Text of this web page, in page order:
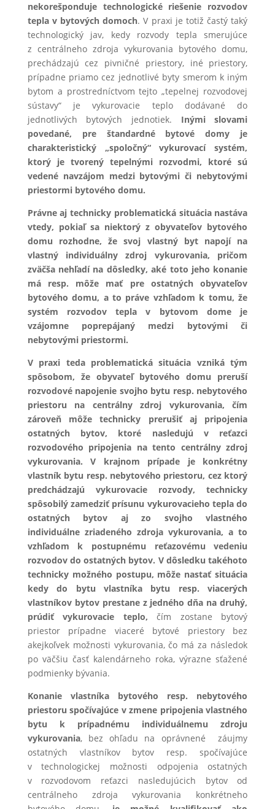
nekorešponduje technologické riešenie rozvodov
tepla v bytových domoch. V praxi je totiž častý taký
technologický jav, kedy rozvody tepla smerujúce
z centrálneho zdroja vykurovania bytového domu,
prechádzajú cez pivničné priestory, iné priestory,
prípadne priamo cez jednotlivé byty smerom k iným
bytom a prostredníctvom tejto „tepelnej rozvodovej
sústavy“ je vykurovacie teplo dodávané do
jednotlivých bytových jednotiek. Inými slovami
povedané, pre štandardné bytové domy je
charakteristický „spoločný“ vykurovací systém,
ktorý je tvorený tepelnými rozvodmi, ktoré sú
vedené navzájom medzi bytovými či nebytovými
priestormi bytového domu.
Právne aj technicky problematická situácia nastáva
vtedy, pokiaľ sa niektorý z obyvateľov bytového
domu rozhodne, že svoj vlastný byt napojí na
vlastný individuálny zdroj vykurovania, pričom
zväčša nehľadí na dôsledky, aké toto jeho konanie
má resp. môže mať pre ostatných obyvateľov
bytového domu, a to práve vzhľadom k tomu, že
systém rozvodov tepla v bytovom dome je
vzájomne poprepájaný medzi bytovými či
nebytovými priestormi.
V praxi teda problematická situácia vzniká tým
spôsobom, že obyvateľ bytového domu preruší
rozvodové napojenie svojho bytu resp. nebytového
priestoru na centrálny zdroj vykurovania, čím
zároveň môže technicky prerušiť aj pripojenia
ostatných bytov, ktoré nasledujú v reťazci
rozvodového pripojenia na tento centrálny zdroj
vykurovania. V krajnom prípade je konkrétny
vlastník bytu resp. nebytového priestoru, cez ktorý
predchádzajú vykurovacie rozvody, technicky
spôsobilý zamedziť prísunu vykurovacieho tepla do
ostatných bytov aj zo svojho vlastného
individuálne zriadeného zdroja vykurovania, a to
vzhľadom k postupnému reťazovému vedeniu
rozvodov do ostatných bytov. V dôsledku takéhoto
technicky možného postupu, môže nastať situácia
kedy do bytu vlastníka bytu resp. viacerých
vlastníkov bytov prestane z jedného dňa na druhý,
prúdiť vykurovacie teplo, čím zostane bytový
priestor prípadne viaceré bytové priestory bez
akejkoľvek možnosti vykurovania, čo má za následok
po väčšiu časť kalendárneho roka, výrazne sťažené
podmienky bývania.
Konanie vlastníka bytového resp. nebytového
priestoru spočívajúce v zmene pripojenia vlastného
bytu k prípadnému individuálnemu zdroju
vykurovania, bez ohľadu na oprávnené záujmy
ostatných vlastníkov bytov resp. spočívajúce
v technologickej možnosti odpojenia ostatných
v rozvodovom reťazci nasledujúcich bytov od
centrálneho zdroja vykurovania konkrétneho